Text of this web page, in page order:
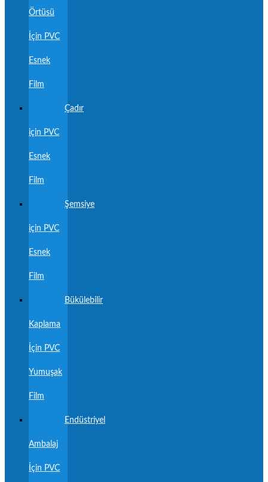
Örtüsü
İçin PVC
Esnek
Film
Çadır
için PVC
Esnek
Film
Şemsiye
için PVC
Esnek
Film
Bükülebilir
Kaplama
İçin PVC
Yumuşak
Film
Endüstriyel
Ambalaj
İçin PVC